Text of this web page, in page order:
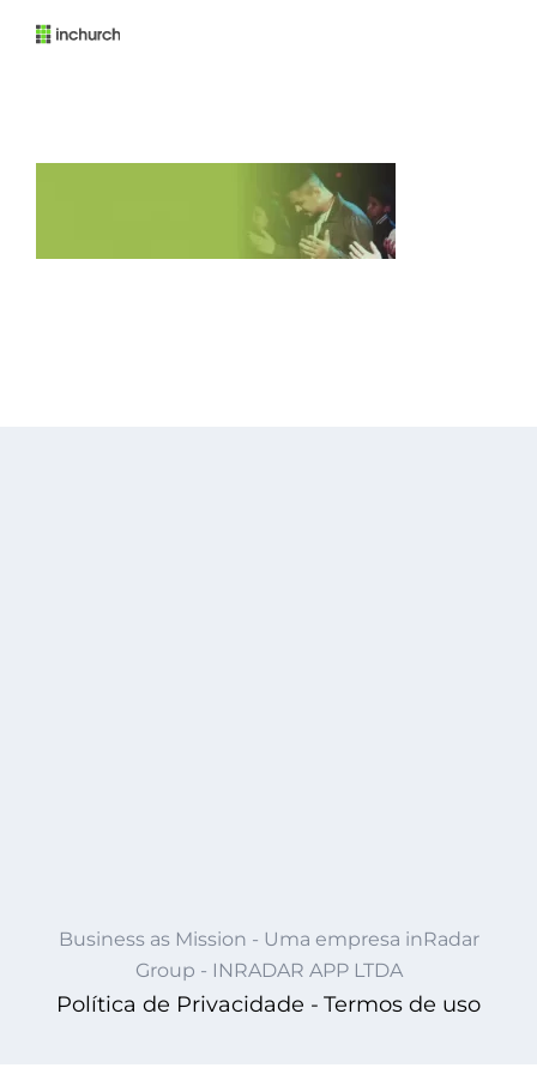
Business as Mission - Uma empresa inRadar
Group - INRADAR APP LTDA
Política de Privacidade - Termos de uso